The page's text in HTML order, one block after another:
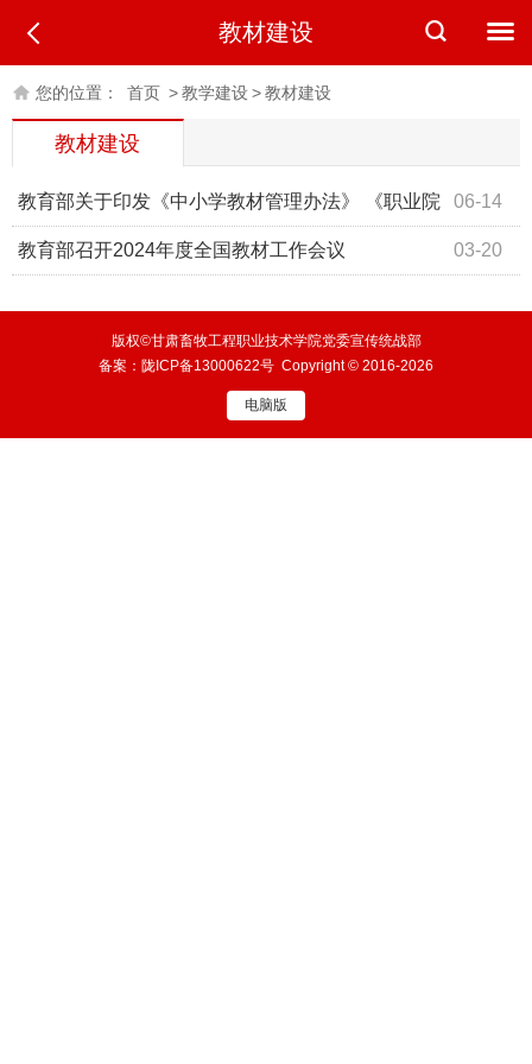
教材建设
您的位置： 首页 >教学建设>教材建设
教材建设
06-14
教育部关于印发《中小学教材管理办法》 《职业院
校教材管理办法》和《普通 高等学校教材管理办法》的通
03-20
教育部召开2024年度全国教材工作会议
版权©甘肃畜牧工程职业技术学院党委宣传统战部
备案： 陇ICP备13000622号 Copyright © 2016-2026
电脑版